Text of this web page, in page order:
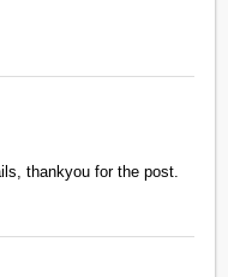
thankyou for the post.